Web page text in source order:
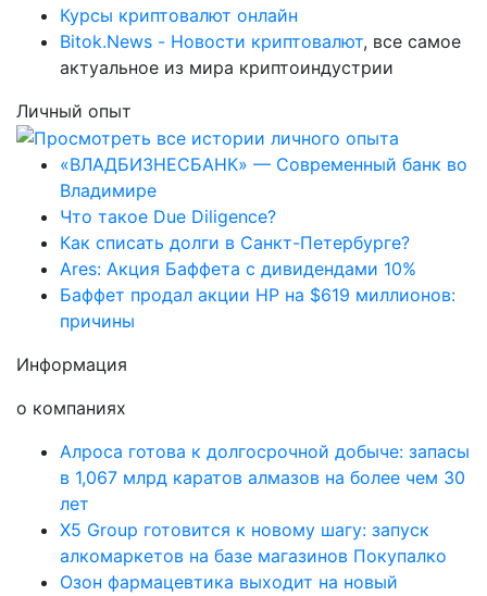
Курсы криптовалют онлайн
Bitok.News - Новости криптовалют, все самое
актуальное из мира криптоиндустрии
Личный опыт
«ВЛАДБИЗНЕСБАНК» — Современный банк во
Владимире
Что такое Due Diligence?
Как списать долги в Санкт-Петербурге?
Ares: Акция Баффета с дивидендами 10%
Баффет продал акции HP на $619 миллионов:
причины
Информация
о компаниях
Алроса готова к долгосрочной добыче: запасы
в 1,067 млрд каратов алмазов на более чем 30
лет
X5 Group готовится к новому шагу: запуск
алкомаркетов на базе магазинов Покупалко
Озон фармацевтика выходит на новый